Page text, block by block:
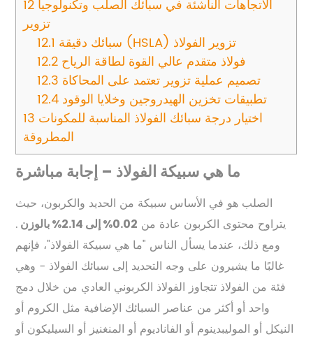
12
تزوير
12.1
سبائك دقيقة (HSLA) تزوير الفولاذ
12.2 فولاذ متقدم عالي القوة لطاقة الرياح
12.3 تصميم عملية تزوير تعتمد على المحاكاة
12.4 تطبيقات تخزين الهيدروجين وخلايا الوقود
13
المطروقة
ما هي سبيكة الفولاذ – إجابة مباشرة
الصلب هو في الأساس سبيكة من الحديد والكربون، حيث
يتراوح محتوى الكربون عادة من 0.02% إلى 2.14% بالوزن
.
ومع ذلك، عندما يسأل الناس "ما هي سبيكة الفولاذ"، فإنهم
غالبًا ما يشيرون على وجه التحديد إلى سبائك الفولاذ - وهي
فئة من الفولاذ تتجاوز الفولاذ الكربوني العادي من خلال دمج
واحد أو أكثر من عناصر السبائك الإضافية مثل الكروم أو
النيكل أو الموليبدينوم أو الفاناديوم أو المنغنيز أو السيليكون أو